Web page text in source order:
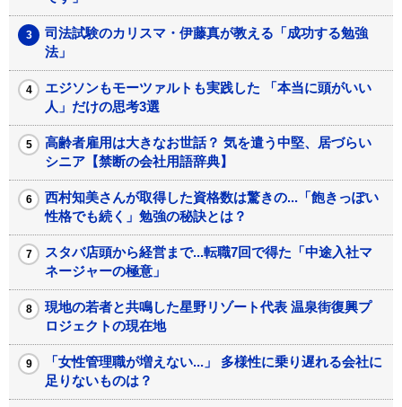
司法試験のカリスマ・伊藤真が教える「成功する勉強
法」
エジソンもモーツァルトも実践した 「本当に頭がいい
人」だけの思考3選
高齢者雇用は大きなお世話？ 気を遣う中堅、居づらい
シニア【禁断の会社用語辞典】
西村知美さんが取得した資格数は驚きの...「飽きっぽい
性格でも続く」勉強の秘訣とは？
スタバ店頭から経営まで...転職7回で得た「中途入社マ
ネージャーの極意」
現地の若者と共鳴した星野リゾート代表 温泉街復興プ
ロジェクトの現在地
「女性管理職が増えない...」 多様性に乗り遅れる会社に
足りないものは？